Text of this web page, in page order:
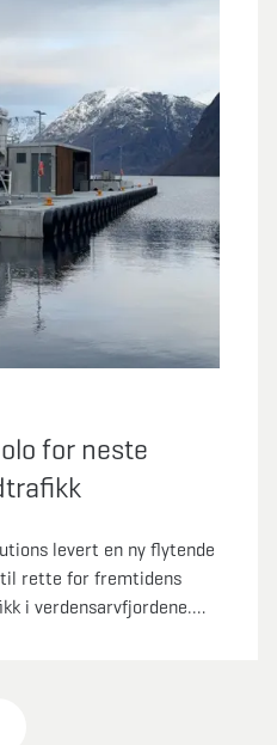
for neste
levert en ny flytende
til rette for fremtidens
i verdensarvfjordene.